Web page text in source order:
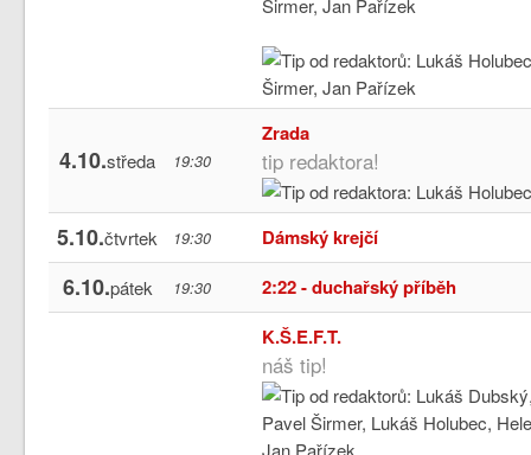
4.10.středa 19:30
Zrada
tip redaktora!
5.10.čtvrtek 19:30 Dámský krejčí
6.10.pátek 19:30 2:22 - duchařský příběh
K.Š.E.F.T.
náš tip!